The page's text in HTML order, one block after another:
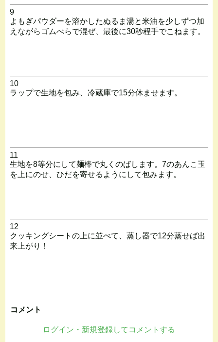
9
よもぎパウダーを溶かしたぬるま湯と米油を少しずつ加
えながらゴムべらで混ぜ、最後に30秒程手でこねます。
10
ラップで生地を包み、冷蔵庫で15分休ませます。
11
生地を8等分にして麺棒で丸くのばします。7のあんこ玉
を上にのせ、ひだを寄せるようにして包みます。
12
クッキングシートの上に並べて、蒸し器で12分蒸せば出
来上がり！
コメント
ログイン・新規登録してコメントする